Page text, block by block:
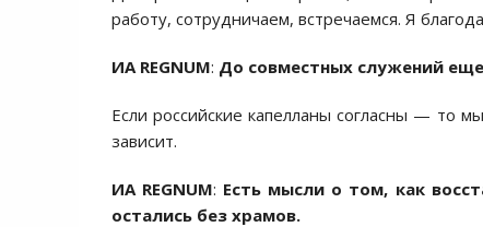
работу, сотрудничаем, встречаемся. Я
ИА REGNUM: До совместных служений
Если российские капелланы согласны — то
зависит.
ИА REGNUM: Есть мысли о том, как
остались без храмов.